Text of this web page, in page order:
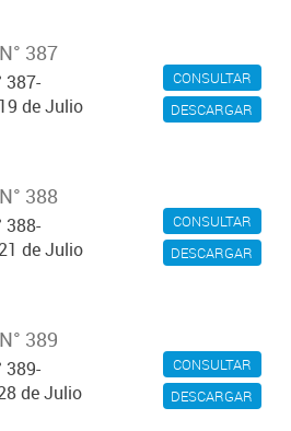
CONSULTAR
DESCARGAR
387
387-
de Julio
CONSULTAR
DESCARGAR
388
388-
de Julio
CONSULTAR
DESCARGAR
389
389-
de Julio